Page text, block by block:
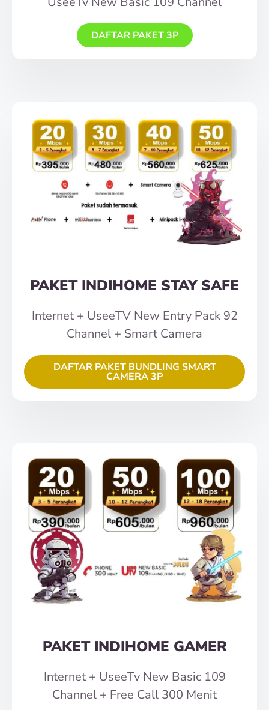
DAFTAR PAKET 3P
PAKET INDIHOME STAY SAFE
Internet + UseeTV New Entry Pack 92
Channel + Smart Camera
DAFTAR PAKET BUNDLING SMART
CAMERA 3P
PAKET INDIHOME GAMER
Internet + UseeTv New Basic 109
Channel + Free Call 300 Menit